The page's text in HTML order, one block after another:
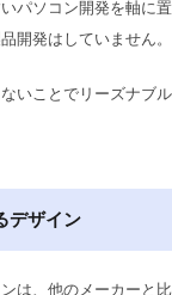
パソコン開発を軸に
開発はしていません。
いことでリーズナブ
デザイン
は、他のメーカーと